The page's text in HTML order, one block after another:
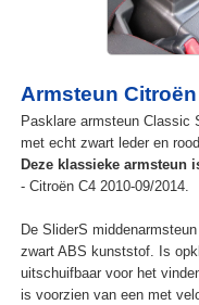
Armsteun
Pasklare armsteun Classic
met echt zwart leder en
Deze klassieke armsteun
- Citroën C4 2010-09/2014.
De SliderS
zwart ABS kunststof. Is
uitschuifbaar voor het
is voorzien van een met